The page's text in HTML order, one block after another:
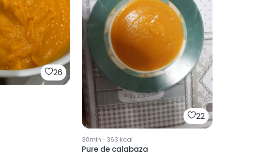
26
22
30min · 363 kcal
Pure de calabaza